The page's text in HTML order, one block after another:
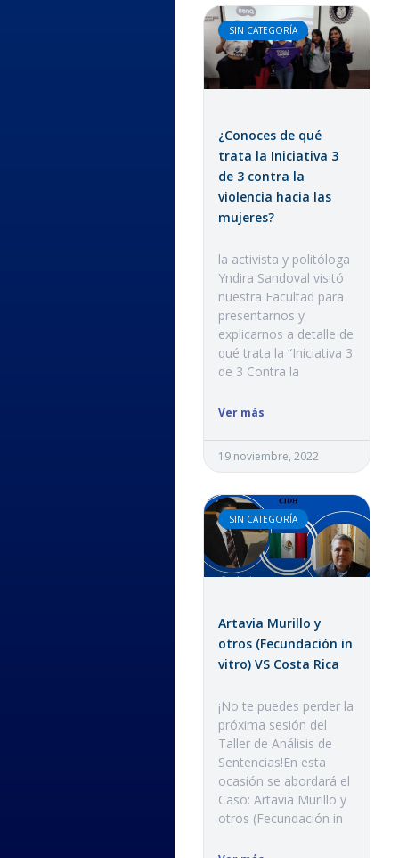
SIN CATEGORÍA
¿Conoces de qué
trata la Iniciativa 3
de 3 contra la
violencia hacia las
mujeres?
la activista y politóloga
Yndira Sandoval visitó
nuestra Facultad para
presentarnos y
explicarnos a detalle de
qué trata la “Iniciativa 3
de 3 Contra la
Ver más
19 noviembre, 2022
SIN CATEGORÍA
Artavia Murillo y
otros (Fecundación in
vitro) VS Costa Rica
¡No te puedes perder la
próxima sesión del
Taller de Análisis de
Sentencias!En esta
ocasión se abordará el
Caso: Artavia Murillo y
otros (Fecundación in